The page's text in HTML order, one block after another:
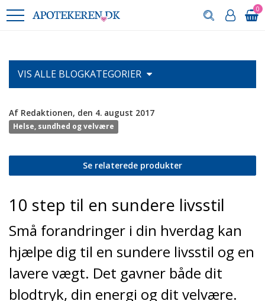
0
VIS ALLE BLOGKATEGORIER
Af Redaktionen, den 4. august 2017
Helse, sundhed og velvære
Se relaterede produkter
10 step til en sundere livsstil
Små forandringer i din hverdag kan
hjælpe dig til en sundere livsstil og en
lavere vægt. Det gavner både dit
blodtryk, din energi og dit velvære.